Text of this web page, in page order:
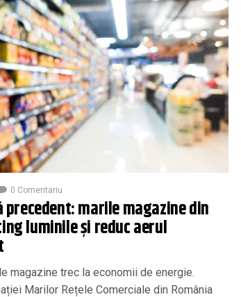
0 Comentariu
precedent: marile magazine din
luminile și reduc aerul
magazine trec la economii de energie.
Marilor Rețele Comerciale din România